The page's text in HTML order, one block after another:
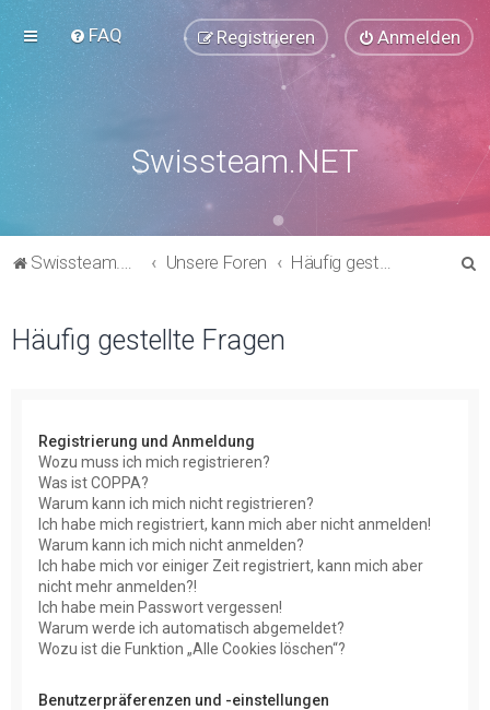
FAQ Anmelden
Registrieren
Swissteam.NET
Swissteam.NET Unsere Foren Häufig gestellte Fragen
Häufig gestellte Fragen
Registrierung und Anmeldung
Wozu muss ich mich registrieren?
Was ist COPPA?
Warum kann ich mich nicht registrieren?
Ich habe mich registriert, kann mich aber nicht anmelden!
Warum kann ich mich nicht anmelden?
Ich habe mich vor einiger Zeit registriert, kann mich aber
nicht mehr anmelden?!
Ich habe mein Passwort vergessen!
Warum werde ich automatisch abgemeldet?
Wozu ist die Funktion „Alle Cookies löschen“?
Benutzerpräferenzen und -einstellungen